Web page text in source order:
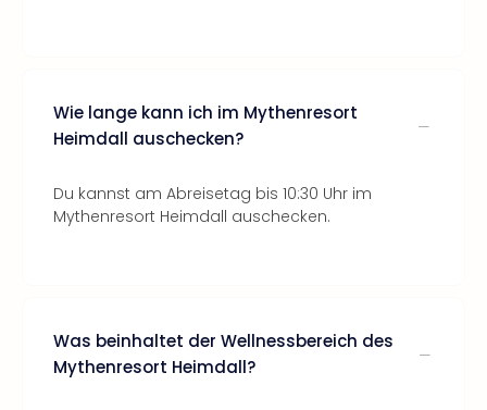
Wie lange kann ich im Mythenresort
Heimdall auschecken?
Du kannst am Abreisetag bis 10:30 Uhr im
Mythenresort Heimdall auschecken.
Was beinhaltet der Wellnessbereich des
Mythenresort Heimdall?